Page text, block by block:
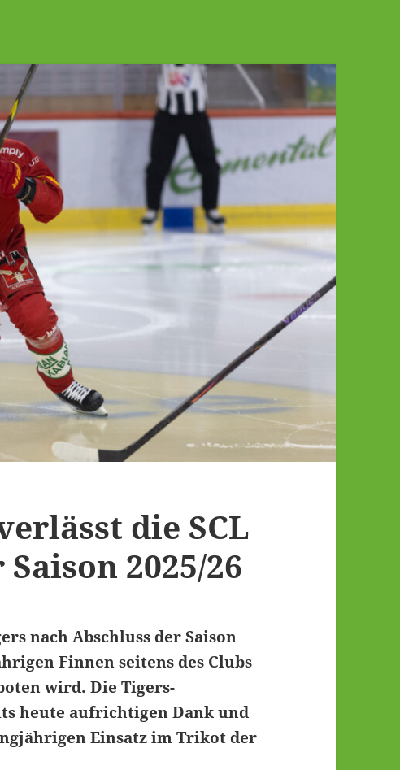
die SCL
2025/26
nach Abschluss der Saison
Finnen seitens des Clubs
wird. Die Tigers-
heute aufrichtigen Dank und
Einsatz im Trikot der